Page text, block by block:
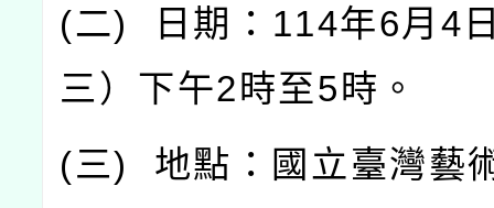
(二) 日期： 114年6月 4
三）下午2 時至5 時。
(三) 地點：國立臺灣藝